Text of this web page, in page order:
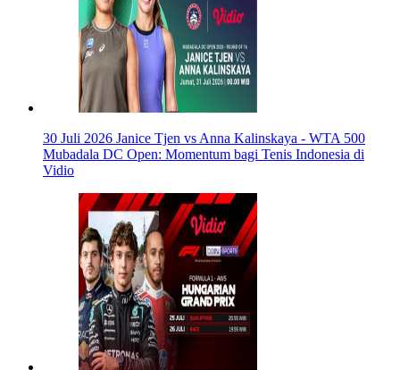
30 Juli 2026 Janice Tjen vs Anna Kalinskaya - WTA 500
Mubadala DC Open: Momentum bagi Tenis Indonesia di
Vidio